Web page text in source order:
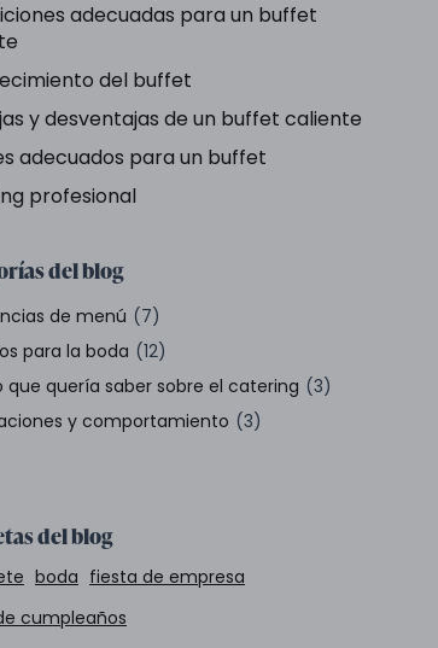
adecuadas para un buffet
del buffet
y desventajas de un buffet caliente
adecuados para un buffet
profesional
del blog
de menú (7)
para la boda (12)
que quería saber sobre el catering (3)
y comportamiento (3)
del blog
boda fiesta de empresa
cumpleaños